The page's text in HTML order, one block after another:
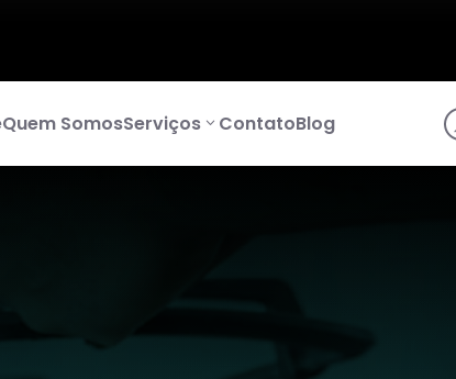
Quem SomosServiços ContatoBlog